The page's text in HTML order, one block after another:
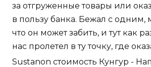
за отгруженные товары или
в пользу банка. Бежал с одним,
что он может забить, и тут как
нас пролетел в ту точку, где
Sustanon стоимость Кунгур -